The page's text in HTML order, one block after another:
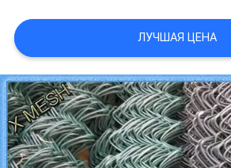
PRIVACY
POLICY
ЛУЧШАЯ ЦЕНА